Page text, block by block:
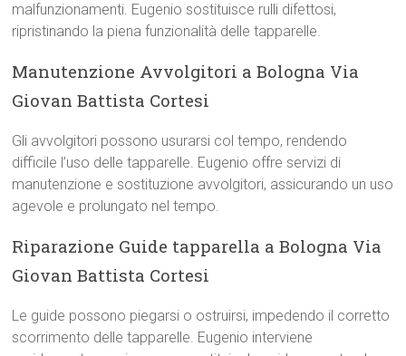
malfunzionamenti. Eugenio sostituisce rulli difettosi,
ripristinando la piena funzionalità delle tapparelle.
Manutenzione Avvolgitori a Bologna Via
Giovan Battista Cortesi
Gli avvolgitori possono usurarsi col tempo, rendendo
difficile l’uso delle tapparelle. Eugenio offre servizi di
manutenzione e sostituzione avvolgitori, assicurando un uso
agevole e prolungato nel tempo.
Riparazione Guide tapparella a Bologna Via
Giovan Battista Cortesi
Le guide possono piegarsi o ostruirsi, impedendo il corretto
scorrimento delle tapparelle. Eugenio interviene